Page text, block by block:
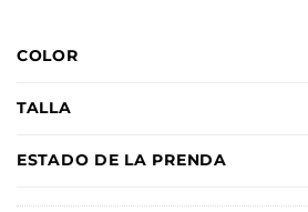
COLOR
TALLA
ESTADO DE LA PRENDA